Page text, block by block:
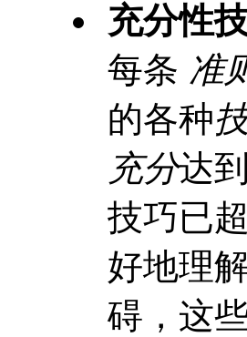
充分性
每条 准
的各种
充分达
技巧已
好地理
碍，这